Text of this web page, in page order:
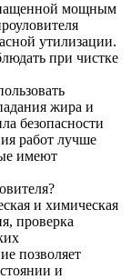
мощным
утилизации.
при чистке
жира и
безопасности
работ лучше
имеют
и химическая
проверка
позволяет
и